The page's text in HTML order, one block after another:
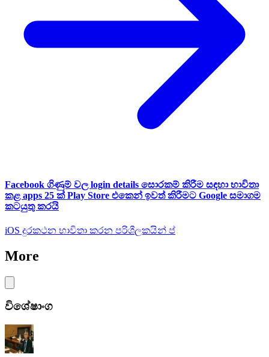
Facebook ගිණුම් වල login details සොරකම් කිරීම සඳහා භාවිතා
කළ apps 25 ක් Play Store එකෙන් ඉවත් කිරීමට Google සමාගම
කටයුතු කරයි
iOS දුරකථන භාවිතා කරන පරිශීලකයින් ප්
More
විශේෂාංග